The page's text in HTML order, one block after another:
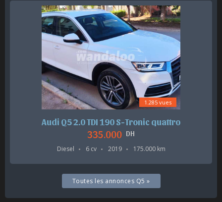
1.285 vues
Audi Q5 2.0 TDI 190 S-Tronic quattro
335.000 DH
Diesel 6 cv 2019 175.000 km
Toutes les annonces Q5 »